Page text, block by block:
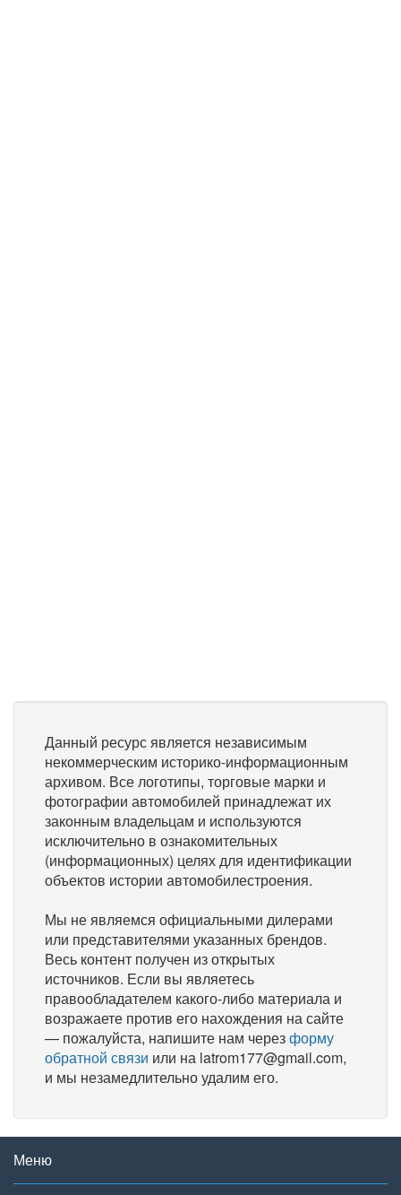
Данный ресурс является независимым
некоммерческим историко-информационным
архивом. Все логотипы, торговые марки и
фотографии автомобилей принадлежат их
законным владельцам и используются
исключительно в ознакомительных
(информационных) целях для идентификации
объектов истории автомобилестроения.
Мы не являемся официальными дилерами
или представителями указанных брендов.
Весь контент получен из открытых
источников. Если вы являетесь
правообладателем какого-либо материала и
возражаете против его нахождения на сайте
— пожалуйста, напишите нам черезформу
обратной связи или на latrom177@gmail.com,
и мы незамедлительно удалим его.
Меню